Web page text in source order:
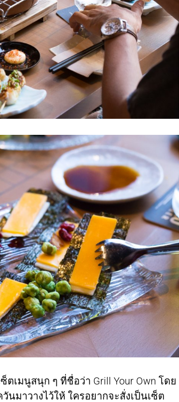
เมนูสนุก ๆ ที่ชื่อว่า Grill Your Own โดย
มาวางไว้ให้ ใครอยากจะสั่งเป็นเซ็ต